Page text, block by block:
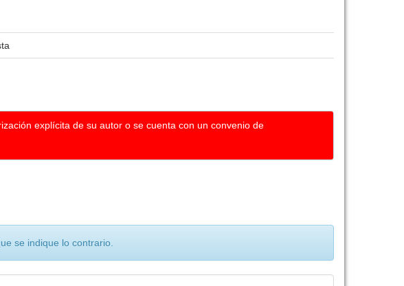
explícita de su autor o se cuenta con un convenio de
se indique lo contrario.